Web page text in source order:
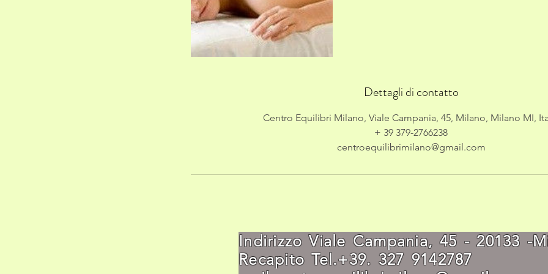
Dettagli di contatto
Centro Equilibri Milano, Viale Campania, 45, Milano, Milano MI,
+ 39 379-2766238
centroequilibrimilano@gmail.com
Indirizzo Viale Campania, 45 - 20133 -
Recapito Tel.+39. 327